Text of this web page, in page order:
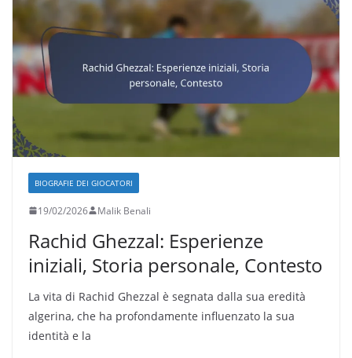
BIOGRAFIE DEI GIOCATORI
19/02/2026 Malik Benali
Rachid Ghezzal: Esperienze
iniziali, Storia personale, Contesto
La vita di Rachid Ghezzal è segnata dalla sua eredità
algerina, che ha profondamente influenzato la sua
identità e la